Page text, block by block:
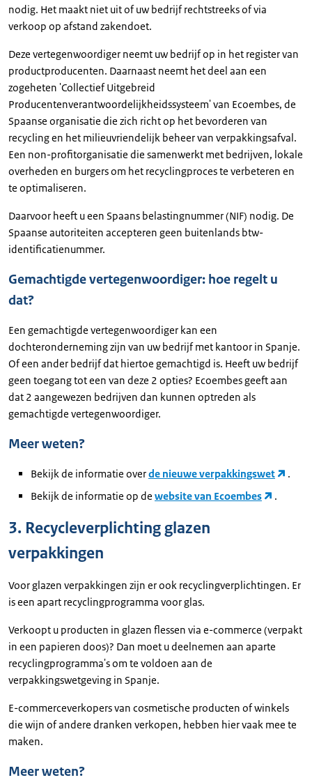
nodig. Het maakt niet uit of uw bedrijf rechtstreeks of via
verkoop op afstand zakendoet.
Deze vertegenwoordiger neemt uw bedrijf op in het register van
productproducenten. Daarnaast neemt het deel aan een
zogeheten 'Collectief Uitgebreid
Producentenverantwoordelijkheidssysteem' van Ecoembes, de
Spaanse organisatie die zich richt op het bevorderen van
recycling en het milieuvriendelijk beheer van verpakkingsafval.
Een non-profitorganisatie die samenwerkt met bedrijven, lokale
overheden en burgers om het recyclingproces te verbeteren en
te optimaliseren.
Daarvoor heeft u een Spaans belastingnummer (NIF) nodig. De
Spaanse autoriteiten accepteren geen buitenlands btw-
identificatienummer.
Gemachtigde vertegenwoordiger: hoe regelt u
dat?
Een gemachtigde vertegenwoordiger kan een
dochteronderneming zijn van uw bedrijf met kantoor in Spanje.
Of een ander bedrijf dat hiertoe gemachtigd is. Heeft uw bedrijf
geen toegang tot een van deze 2 opties? Ecoembes geeft aan
dat 2 aangewezen bedrijven dan kunnen optreden als
gemachtigde vertegenwoordiger.
Meer weten?
Bekijk de informatie overde nieuwe verpakkingswet
.
Bekijk de informatie op de website van Ecoembes .
3. Recycleverplichting glazen
verpakkingen
Voor glazen verpakkingen zijn er ook recyclingverplichtingen. Er
is een apart recyclingprogramma voor glas.
Verkoopt u producten in glazen flessen via e-commerce (verpakt
in een papieren doos)? Dan moet u deelnemen aan aparte
recyclingprogramma's om te voldoen aan de
verpakkingswetgeving in Spanje.
E-commerceverkopers van cosmetische producten of winkels
die wijn of andere dranken verkopen, hebben hier vaak mee te
maken.
Meer weten?